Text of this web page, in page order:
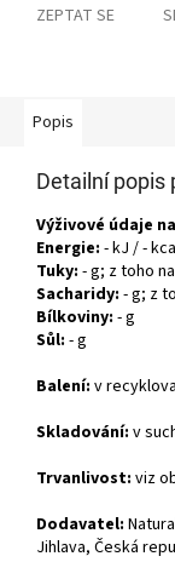
ZEPTAT SE
Popis
Detailní popis
Výživové údaje
Energie: - kJ / -
Tuky: - g; z toho
Sacharidy: - g; z
Bílkoviny: - g
Sůl: - g
Balení: v
Skladování: v
Trvanlivost: viz
Dodavatel:
Jihlava, Česká